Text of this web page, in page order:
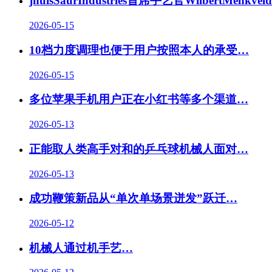
2026-05-15
10档力度调理也便于用户按照本人的承受…
2026-05-15
多位苹果手机用户正在小红书等多个渠道…
2026-05-13
正能取人类高手对和的乒乓球机械人面对…
2026-05-13
成功鞭策新品从“单次单场景迸发”跃迁…
2026-05-12
机械人通过机手艺…